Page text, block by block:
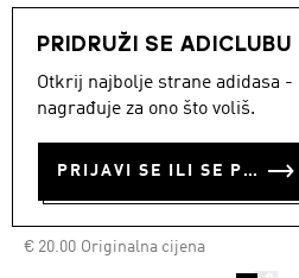
PRIDRUŽI SE ADICLUBU
Otkrij najbolje strane adidasa
nagrađuje za ono što voliš.
PRIJAVI SE ILI SE PRIDRUŽI SADA
Odjeća
MAJICA
ESSENTIALS
Originalna cijena
Cijena umanjena od
€ 20.00za